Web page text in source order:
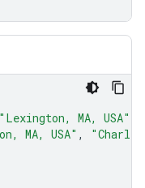
"Lexington, MA, USA"
MA, USA" ,